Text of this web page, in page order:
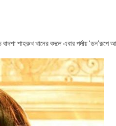
শাহরুখ খানের বদলে এবার পর্দায় ‘ডন’রূপে